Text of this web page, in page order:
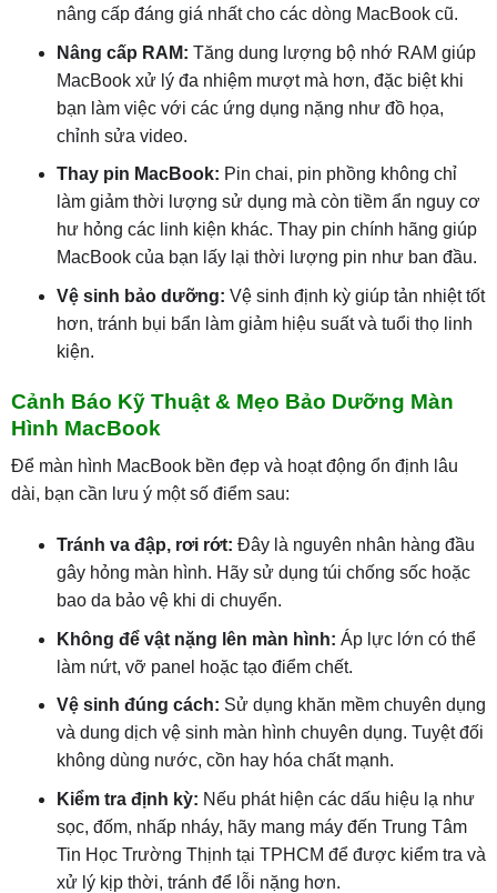
nâng cấp đáng giá nhất cho các dòng MacBook cũ.
Nâng cấp RAM: Tăng dung lượng bộ nhớ RAM giúp
MacBook xử lý đa nhiệm mượt mà hơn, đặc biệt khi
bạn làm việc với các ứng dụng nặng như đồ họa,
chỉnh sửa video.
Thay pin MacBook: Pin chai, pin phồng không chỉ
làm giảm thời lượng sử dụng mà còn tiềm ẩn nguy cơ
hư hỏng các linh kiện khác. Thay pin chính hãng giúp
MacBook của bạn lấy lại thời lượng pin như ban đầu.
Vệ sinh bảo dưỡng: Vệ sinh định kỳ giúp tản nhiệt tốt
hơn, tránh bụi bẩn làm giảm hiệu suất và tuổi thọ linh
kiện.
Cảnh Báo Kỹ Thuật & Mẹo Bảo Dưỡng Màn
Hình MacBook
Để màn hình MacBook bền đẹp và hoạt động ổn định lâu
dài, bạn cần lưu ý một số điểm sau:
Tránh va đập, rơi rớt: Đây là nguyên nhân hàng đầu
gây hỏng màn hình. Hãy sử dụng túi chống sốc hoặc
bao da bảo vệ khi di chuyển.
Không để vật nặng lên màn hình: Áp lực lớn có thể
làm nứt, vỡ panel hoặc tạo điểm chết.
Vệ sinh đúng cách: Sử dụng khăn mềm chuyên dụng
và dung dịch vệ sinh màn hình chuyên dụng. Tuyệt đối
không dùng nước, cồn hay hóa chất mạnh.
Kiểm tra định kỳ: Nếu phát hiện các dấu hiệu lạ như
sọc, đốm, nhấp nháy, hãy mang máy đến Trung Tâm
Tin Học Trường Thịnh tại TPHCM để được kiểm tra và
xử lý kịp thời, tránh để lỗi nặng hơn.